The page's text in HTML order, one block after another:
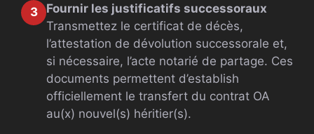
3
Fournir les justificatifs successoraux
Transmettez le certificat de décès,
l’attestation de dévolution successorale et,
si nécessaire, l’acte notarié de partage. Ces
documents permettent d’establish
officiellement le transfert du contrat OA
au(x) nouvel(s) héritier(s).